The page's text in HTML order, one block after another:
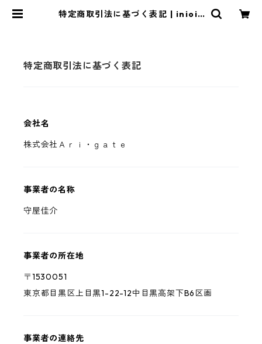
特定商取引法に基づく表記 | inioiL
特定商取引法に基づく表記
会社名
株式会社Ａｒｉ・ｇａｔｅ
事業者の名称
守屋佳介
事業者の所在地
〒1530051
東京都目黒区上目黒1-22-12中目黒高架下B6区画
事業者の連絡先